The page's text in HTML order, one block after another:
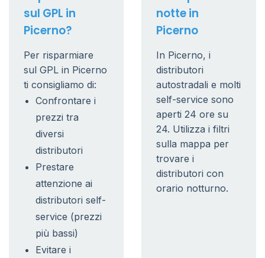
sul GPL in
Picerno?
Per risparmiare
sul GPL in Picerno
ti consigliamo di:
Confrontare i
prezzi tra
diversi
distributori
Prestare
attenzione ai
distributori self-
service (prezzi
più bassi)
Evitare i
notte in
Picerno
In Picerno, i
distributori
autostradali e molti
self-service sono
aperti 24 ore su
24. Utilizza i filtri
sulla mappa per
trovare i
distributori con
orario notturno.